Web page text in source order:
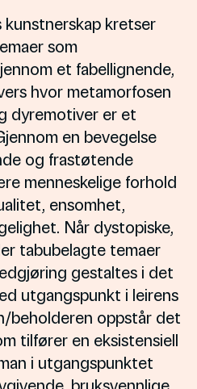
kunstnerskap kretser
som
et fabellignende,
hvor metamorfosen
dyremotiver er et
en bevegelse
og frastøtende
menneskelige forhold
ensomhet,
Når dystopiske,
tabubelagte temaer
gestaltes i det
utgangspunkt i leirens
beholderen oppstår det
tilfører en eksistensiell
i utgangspunktet